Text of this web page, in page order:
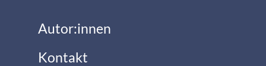
Autor:innen
Kontakt